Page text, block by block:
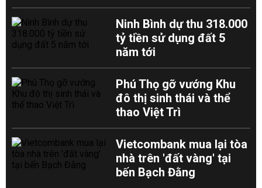
Ninh Bình dự thu 318.000
tỷ tiền sử dụng đất 5
năm tới
Phú Thọ gỡ vướng Khu
đô thị sinh thái và thể
thao Việt Trì
Vietcombank mua lại tòa
nhà trên 'đất vàng' tại
bến Bạch Đằng